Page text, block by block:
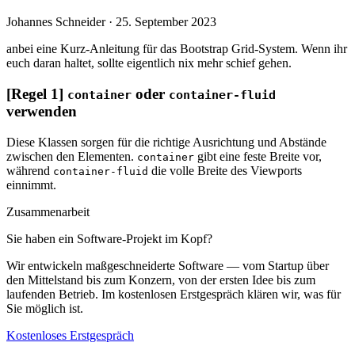
Johannes Schneider · 25. September 2023
anbei eine Kurz-Anleitung für das Bootstrap Grid-System. Wenn ihr
euch daran haltet, sollte eigentlich nix mehr schief gehen.
[Regel 1] container oder container-fluid
verwenden
Diese Klassen sorgen für die richtige Ausrichtung und Abstände
zwischen den Elementen. container gibt eine feste Breite vor,
während container-fluid die volle Breite des Viewports
einnimmt.
Zusammenarbeit
Sie haben ein Software-Projekt im Kopf?
Wir entwickeln maßgeschneiderte Software — vom Startup über
den Mittelstand bis zum Konzern, von der ersten Idee bis zum
laufenden Betrieb. Im kostenlosen Erstgespräch klären wir, was für
Sie möglich ist.
Kostenloses Erstgespräch